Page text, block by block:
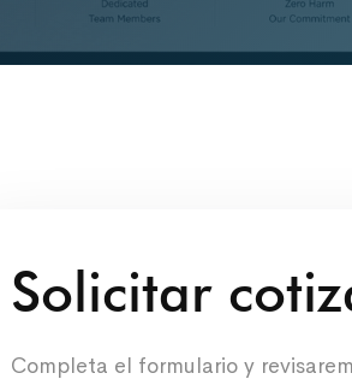
Solicitar
Completa el formulario y